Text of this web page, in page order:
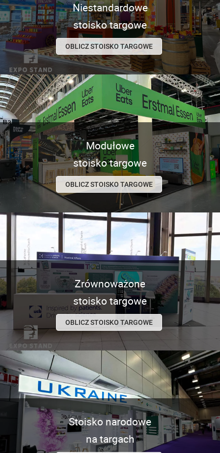
Niestandardowe
stoisko targowe
OBLICZ STOISKO TARGOWE
Modułowe
stoisko targowe
OBLICZ STOISKO TARGOWE
Zrównoważone
stoisko targowe
OBLICZ STOISKO TARGOWE
Stoisko narodowe
na targach